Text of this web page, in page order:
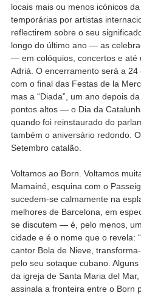
locais mais ou menos icónicos
temporárias por artistas
reflectirem sobre o seu
longo do último ano — as
— em colóquios, concertos e até
Adrià. O encerramento será a
com o final das Festas de la
mas a “Diada”, um ano depois
pontos altos — o Dia da
quando foi reinstaurado do
também o aniversário redondo.
Setembro catalão.
Voltamos ao Born. Voltamos
Mamainé, esquina com o
sucedem-se calmamente na
melhores de Barcelona, em
se discutem — é, pelo menos,
cidade e é o nome que o revela:
cantor Bola de Nieve,
pelo seu sotaque cubano.
da igreja de Santa Maria del
assinala a fronteira entre o Born